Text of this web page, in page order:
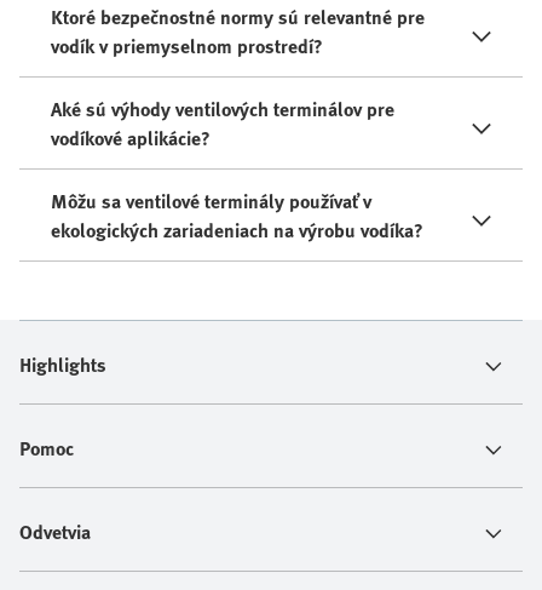
Ktoré bezpečnostné normy sú relevantné pre
vodík v priemyselnom prostredí?
Aké sú výhody ventilových terminálov pre
vodíkové aplikácie?
Môžu sa ventilové terminály používať v
ekologických zariadeniach na výrobu vodíka?
Highlights
Pomoc
Odvetvia